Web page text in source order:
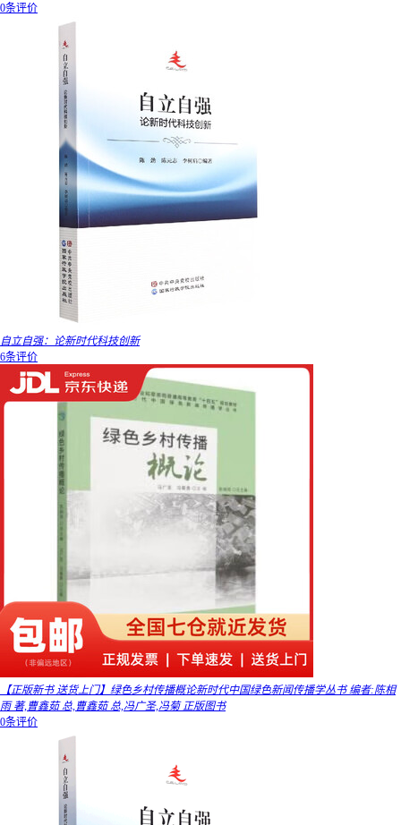
0条评价
自立自强：论新时代科技创新
6条评价
【正版新书 送货上门】绿色乡村传播概论新时代中国绿色新闻传播学丛书 编者:陈相
雨 著,曹鑫茹 总,曹鑫茹 总,冯广圣,冯菊 正版图书
0条评价